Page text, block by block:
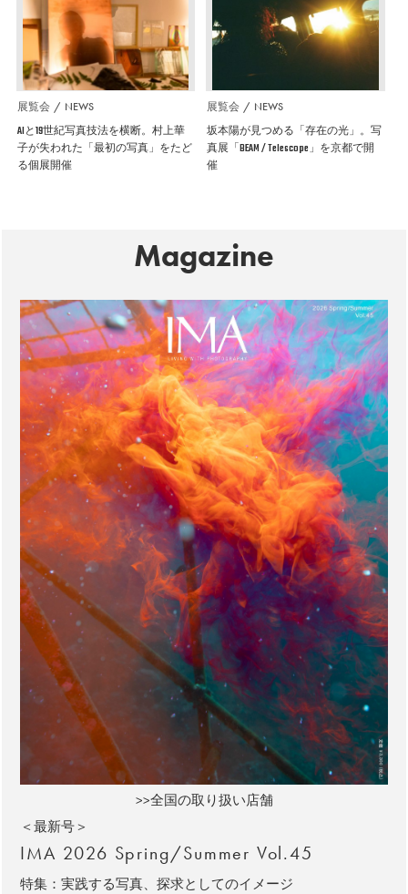
展覧会 NEWS
AIと19世紀写真技法を横断。村上華
子が失われた「最初の写真」をたど
る個展開催
展覧会 NEWS
坂本陽が見つめる「存在の光」。写
真展「BEAM / Telescope」を京都で開
催
Magazine
>>全国の取り扱い店舗
＜最新号＞
IMA 2026 Spring/Summer Vol.45
特集：実践する写真、探求としてのイメージ